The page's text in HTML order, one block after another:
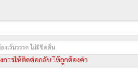
ารให้ติดต่อกลับ ให้ถูกต้องค่า